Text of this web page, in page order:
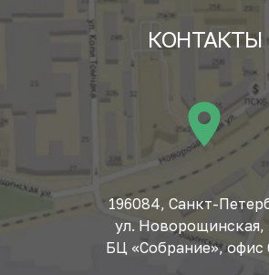
КОНТАКТЫ
196084, Санкт-
ул. Новорощинская,
БЦ «Собрание», офис